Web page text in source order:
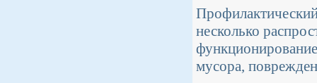
несколько
мусора,